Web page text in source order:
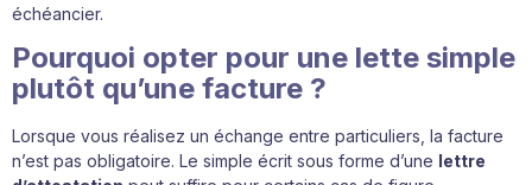
échéancier.
Pourquoi opter pour une lette simple
plutôt qu’une facture ?
Lorsque vous réalisez un échange entre particuliers, la facture
n’est pas obligatoire. Le simple écrit sous forme d’une lettre